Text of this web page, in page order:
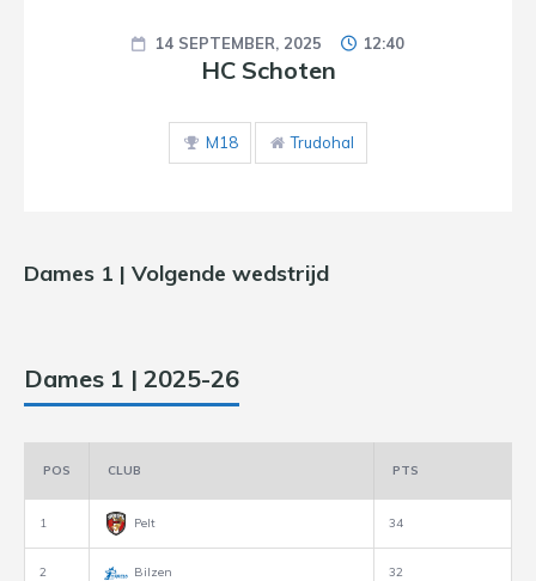
14 SEPTEMBER, 2025 12:40
HC Schoten
M18 Trudohal
Dames 1 | Volgende wedstrijd
Dames 1 | 2025-26
POS CLUB PTS
1 Pelt 34
2 Bilzen 32